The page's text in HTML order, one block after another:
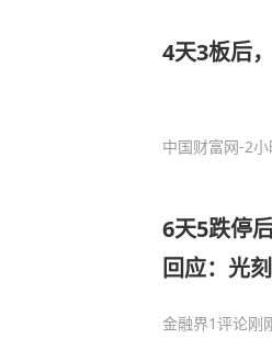
4天3板后
中国财富网-2
6天5跌停
回应：光
金融界1评论刚